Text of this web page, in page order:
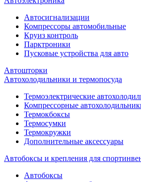
Автосигнализации
Компрессоры автомобильные
Круиз контроль
Парктроники
Пусковые устройства для авто
Автошторки
Автохолодильники и термопосуда
Термоэлектрические
Компрессорные
Термокбоксы
Термосумки
Термокружки
Дополнительные аксессуары
Автобоксы и крепления для
Автобоксы